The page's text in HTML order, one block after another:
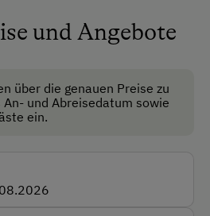
und Angebote
über die genauen Preise zu
und Abreisedatum sowie
ein.